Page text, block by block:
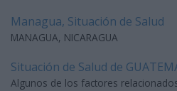
Managua, Situación de Salud
MANAGUA, NICARAGUA
Situación de Salud de
Algunos de los factores